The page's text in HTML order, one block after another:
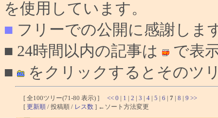
を使用しています。
■ フリーでの公開に感謝しま
■ 24時間以内の記事は
で表
■
をクリックするとそのツ
[ 全100ツリー(71-80 表示) ] << 0 | 1 | 2 | 3 | 4 | 5 | 6 | 7 | 8 | 9 >>
[ 更新順 / 投稿順 / レス数 ] ←ソート方法変更